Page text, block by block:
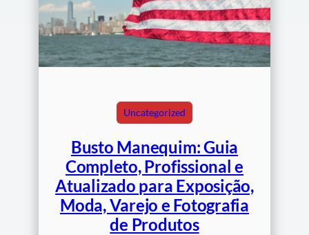
Uncategorized
Busto Manequim: Guia
Completo, Profissional e
Atualizado para Exposição,
Moda, Varejo e Fotografia
de Produtos